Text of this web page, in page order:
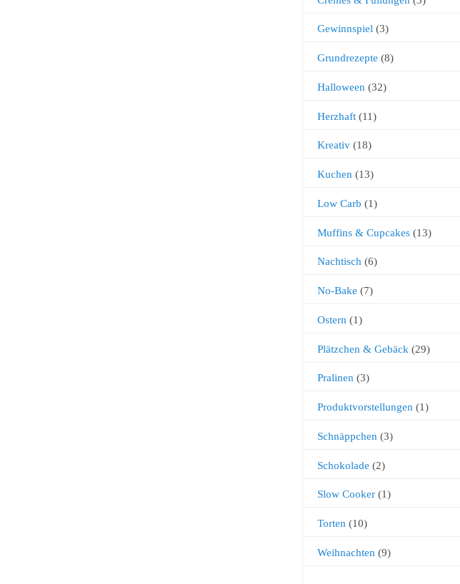
Gewinnspiel(3)
Grundrezepte (8)
Halloween (32)
Herzhaft(11)
Kreativ(18)
Kuchen (13)
Low Carb (1)
Muffins & Cupcakes(13)
Nachtisch(6)
No-Bake (7)
Ostern (1)
Plätzchen & Gebäck (29)
Pralinen (3)
Produktvorstellungen (1)
Schnäppchen (3)
Schokolade (2)
Slow Cooker(1)
Torten (10)
Weihnachten (9)